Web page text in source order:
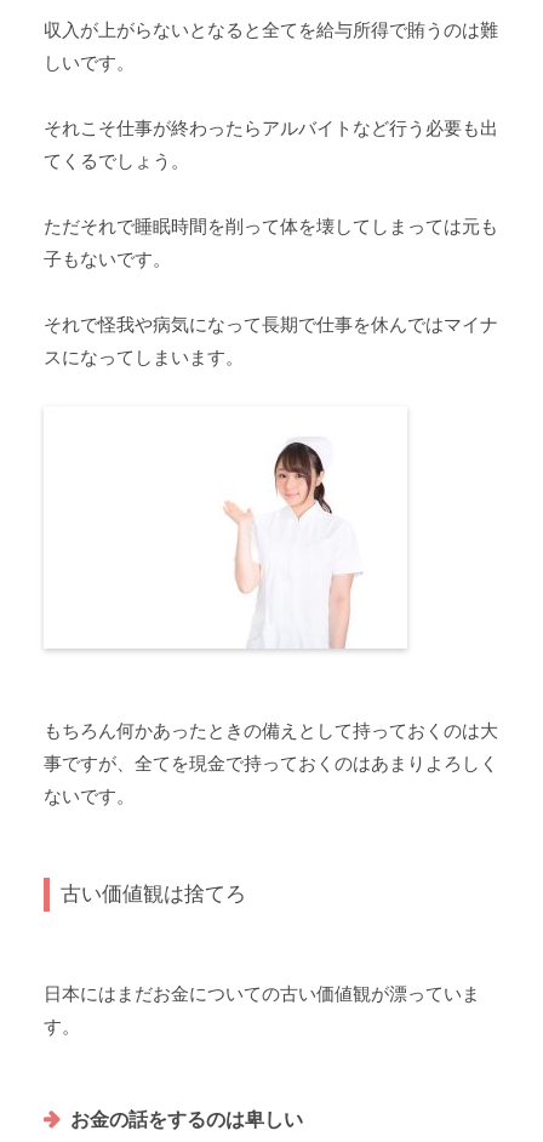
収入が上がらないとなると全てを給与所得で賄うのは難
しいです。
それこそ仕事が終わったらアルバイトなど行う必要も出
てくるでしょう。
ただそれで睡眠時間を削って体を壊してしまっては元も
子もないです。
それで怪我や病気になって長期で仕事を休んではマイナ
スになってしまいます。
もちろん何かあったときの備えとして持っておくのは大
事ですが、全てを現金で持っておくのはあまりよろしく
ないです。
古い価値観は捨てろ
日本にはまだお金についての古い価値観が漂っていま
す。
お金の話をするのは卑しい